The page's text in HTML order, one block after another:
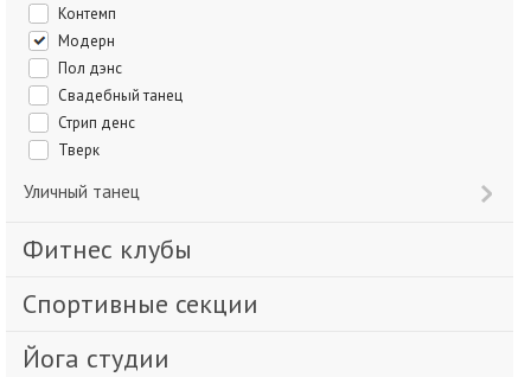
Контемп
Модерн
Пол дэнс
Свадебный танец
Стрип денс
Тверк
Уличный танец
Фитнес клубы
Спортивные секции
Йога студии